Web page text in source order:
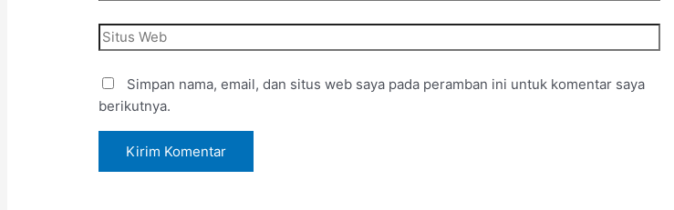
Simpan nama, email, dan situs web saya pada peramban ini untuk komentar saya
berikutnya.